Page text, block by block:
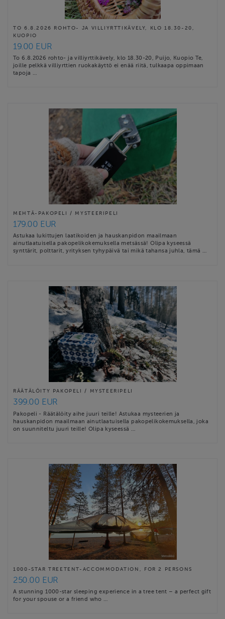
TO 6.8.2026 ROHTO- JA VILLIYRTTIKÄVELY, KLO 18.30-20,
KUOPIO
19.00 EUR
To 6.8.2026 rohto- ja villiyrttikävely, klo 18.30-20, Puijo, Kuopio Te,
joille pelkkä villiyrttien ruokakäyttö ei enää riitä, tulkaapa oppimaan
tapoja …
MEHTÄ-PAKOPELI / MYSTEERIPELI
179.00 EUR
Astukaa lukittujen laatikoiden ja hauskanpidon maailmaan
ainutlaatuisella pakopelikokemuksella metsässä! Olipa kyseessä
synttärit, polttarit, yrityksen tyhypäivä tai mikä tahansa juhla, tämä …
RÄÄTÄLÖITY PAKOPELI / MYSTEERIPELI
399.00 EUR
Pakopeli - Räätälöity aihe juuri teille! Astukaa mysteerien ja
hauskanpidon maailmaan ainutlaatuisella pakopelikokemuksella, joka
on suunniteltu juuri teille! Olipa kyseessä …
1000-STAR TREETENT-ACCOMMODATION, FOR 2 PERSONS
250.00 EUR
A stunning 1000-star sleeping experience in a tree tent – a perfect gift
for your spouse or a friend who …